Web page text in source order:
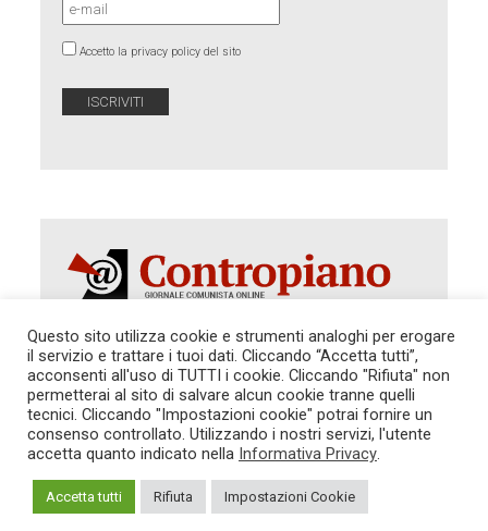
Accetto la privacy policy del sito
Autorizzazione del Tribunale di Roma 286 del 31
dicembre 2014. Direttore Responsabile: Sergio
Cararo. Indirizzo: V.Casalbruciato 27- sc. B - 00159
Roma -
Tel. 06.640.122.19 -redazione@contropiano.org
TG CONTROPIANO
LINK CONSIGLIATI
PRIVACY
COOKIE POLICY
Questo sito utilizza cookie e strumenti analoghi per erogare
il servizio e trattare i tuoi dati. Cliccando “Accetta tutti”,
acconsenti all'uso di TUTTI i cookie. Cliccando "Rifiuta" non
permetterai al sito di salvare alcun cookie tranne quelli
tecnici. Cliccando "Impostazioni cookie" potrai fornire un
consenso controllato. Utilizzando i nostri servizi, l'utente
accetta quanto indicato nella Informativa Privacy.
Accetta tutti Rifiuta Impostazioni Cookie